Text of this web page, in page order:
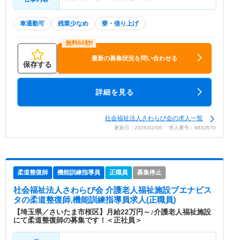
車通勤可 残業少なめ 寮・借り上げ
保存する
最新の募集状況を問い合わせる
詳細を見る
社会福祉法人さわらび会の求人一覧
更新日：2026/02/06 求人番号：9832670
柔道整復師 機能訓練指導員 正職員 募集停止
社会福祉法人さわらび会 介護老人福祉施設ブエナビス
タの柔道整復師,機能訓練指導員求人(正職員)
【埼玉県／さいたま市桜区】月給22万円～♪介護老人福祉施設
にて柔道整復師の募集です！＜正社員＞